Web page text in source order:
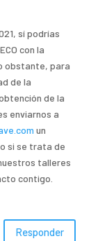
sí podrías
con la
obstante, para
de la
de la
enviarnos a
un
si se trata de
talleres
contigo.
Responder